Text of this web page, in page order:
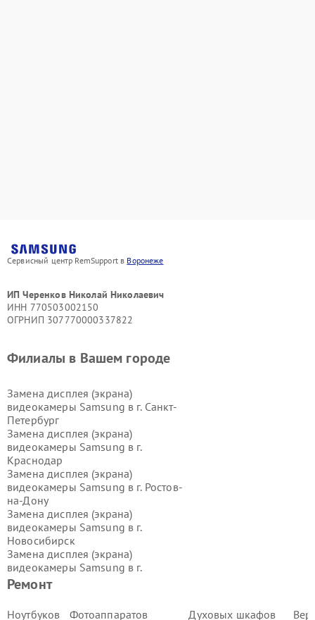
Сервисный центр RemSupport в Воронеже
ИП Черенков Николай Николаевич
ИНН 770503002150
ОГРНИП 307770000337822
Ремонт
Ноутбуков Фотоаппаратов Духовых шкафов
Филиалы в Вашем городе
Замена дисплея (экрана)
видеокамеры Samsung в г. Санкт-
Петербург
Замена дисплея (экрана)
видеокамеры Samsung в г.
Краснодар
Замена дисплея (экрана)
видеокамеры Samsung в г. Ростов-
на-Дону
Замена дисплея (экрана)
видеокамеры Samsung в г.
Новосибирск
Замена дисплея (экрана)
видеокамеры Samsung в г.
Екатеринбург
Замена дисплея (экрана)
видеокамеры Samsung в г.